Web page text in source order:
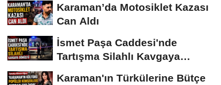
Karaman’da Motosiklet Kazası
Can Aldı
İsmet Paşa Caddesi'nde
Tartışma Silahlı Kavgaya
Karaman'ın Türkülerine Bütçe